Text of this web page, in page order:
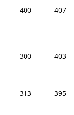
400 407
300
403
313 395